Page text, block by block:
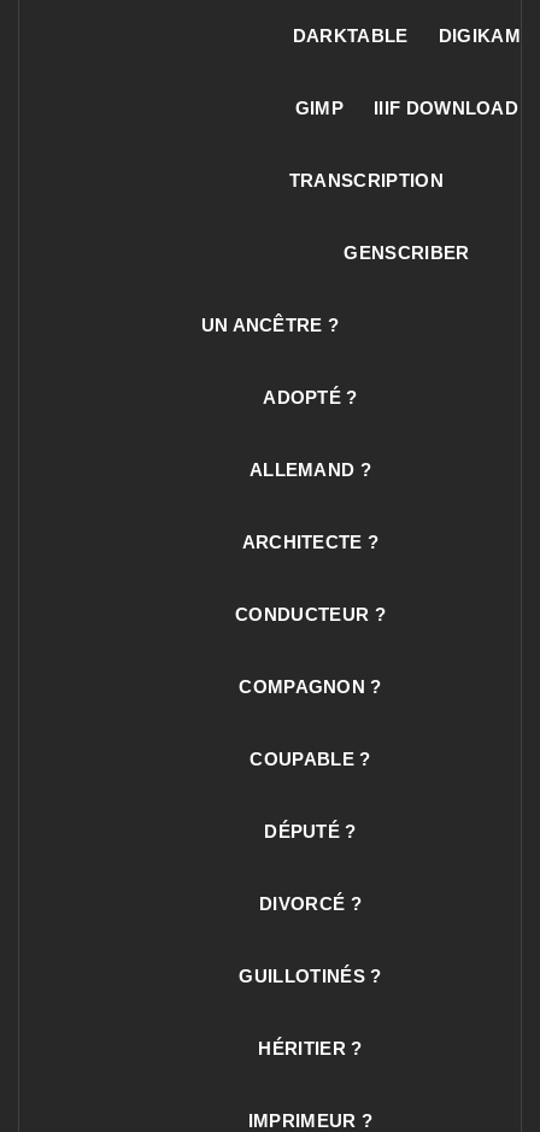
DARKTABLE DIGIKAM
GIMP IIIF DOWNLOAD
TRANSCRIPTION
GENSCRIBER
UN ANCÊTRE ?
ADOPTÉ ?
ALLEMAND ?
ARCHITECTE ?
CONDUCTEUR ?
COMPAGNON ?
COUPABLE ?
DÉPUTÉ ?
DIVORCÉ ?
GUILLOTINÉS ?
HÉRITIER ?
IMPRIMEUR ?